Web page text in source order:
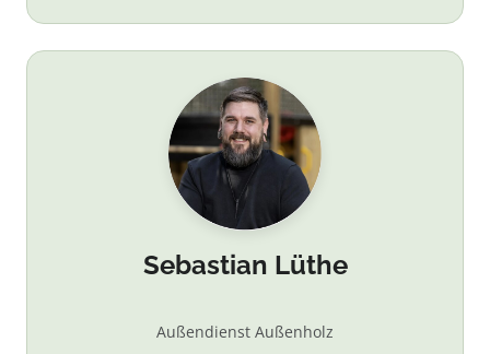
Sebastian Lüthe
Außendienst Außenholz